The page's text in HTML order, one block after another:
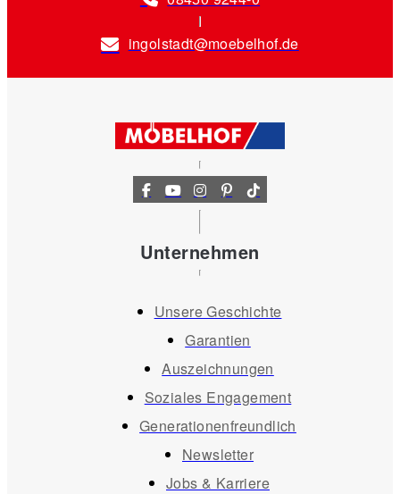
ingolstadt@moebelhof.de
Unternehmen
Unsere Geschichte
Garantien
Auszeichnungen
Soziales Engagement
Generationenfreundlich
Newsletter
Jobs & Karriere